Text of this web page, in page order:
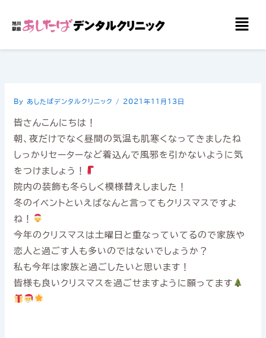
メ
ニ
By あしたばデンタルクリニック / 2021年11月13日
皆さんこんにちは！
朝、夜だけでなく昼間の気温も肌寒くなってきましたね
しっかりセーターなど着込んで風邪を引かないように気
をつけましょう！
院内の装飾も冬らしく模様替えしました！
冬のイベントといえばなんと言ってもクリスマスですよ
ね！
今年のクリスマスは土曜日と重なっていてるので家族や
恋人と過ごす人も多いのではないでしょうか？
私も今年は家族と過ごしたいと思います！
皆様も良いクリスマスを過ごせますように願ってます